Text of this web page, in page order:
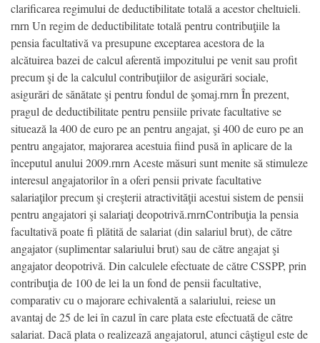
clarificarea regimului de deductibilitate totală a acestor cheltuieli.
rnrn Un regim de deductibilitate totală pentru contribuţiile la
pensia facultativă va presupune exceptarea acestora de la
alcătuirea bazei de calcul aferentă impozitului pe venit sau profit
precum şi de la calculul contribuţiilor de asigurări sociale,
asigurări de sănătate şi pentru fondul de şomaj.rnrn În prezent,
pragul de deductibilitate pentru pensiile private facultative se
situează la 400 de euro pe an pentru angajat, şi 400 de euro pe an
pentru angajator, majorarea acestuia fiind pusă în aplicare de la
începutul anului 2009.rnrn Aceste măsuri sunt menite să stimuleze
interesul angajatorilor în a oferi pensii private facultative
salariaţilor precum şi creşterii atractivităţii acestui sistem de pensii
pentru angajatori şi salariaţi deopotrivă.rnrnContribuţia la pensia
facultativă poate fi plătită de salariat (din salariul brut), de către
angajator (suplimentar salariului brut) sau de către angajat şi
angajator deopotrivă. Din calculele efectuate de către CSSPP, prin
contribuţia de 100 de lei la un fond de pensii facultative,
comparativ cu o majorare echivalentă a salariului, reiese un
avantaj de 25 de lei în cazul în care plata este efectuată de către
salariat. Dacă plata o realizează angajatorul, atunci câştigul este de